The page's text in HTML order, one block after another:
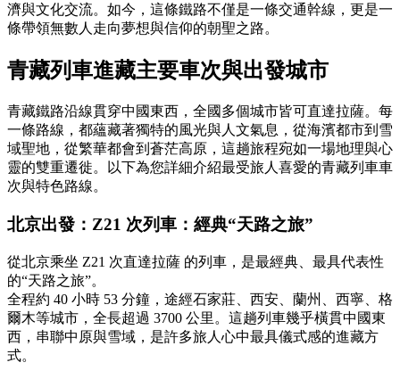
濟與文化交流。如今，這條鐵路不僅是一條交通幹線，更是一
條帶領無數人走向夢想與信仰的朝聖之路。
青藏列車進藏主要車次與出發城市
青藏鐵路沿線貫穿中國東西，全國多個城市皆可直達拉薩。每
一條路線，都蘊藏著獨特的風光與人文氣息，從海濱都市到雪
域聖地，從繁華都會到蒼茫高原，這趟旅程宛如一場地理與心
靈的雙重遷徙。以下為您詳細介紹最受旅人喜愛的青藏列車車
次與特色路線。
北京出發：Z21 次列車：經典“天路之旅”
從北京乘坐 Z21 次直達拉薩 的列車，是最經典、最具代表性
的“天路之旅”。
全程約 40 小時 53 分鐘，途經石家莊、西安、蘭州、西寧、格
爾木等城市，全長超過 3700 公里。這趟列車幾乎橫貫中國東
西，串聯中原與雪域，是許多旅人心中最具儀式感的進藏方
式。